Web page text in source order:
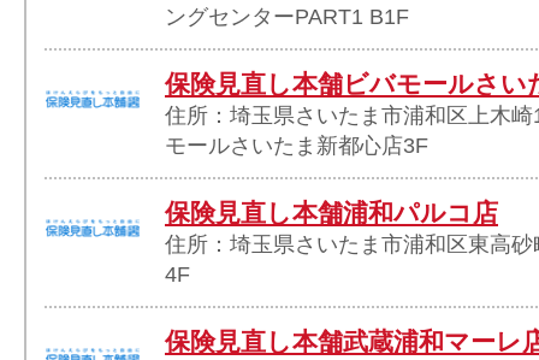
ングセンターPART1 B1F
保険見直し本舗ビバモールさい
住所：埼玉県さいたま市浦和区上木
モールさいたま新都心店3F
保険見直し本舗浦和パルコ店
住所：埼玉県さいたま市浦和区東高
4F
保険見直し本舗武蔵浦和マーレ